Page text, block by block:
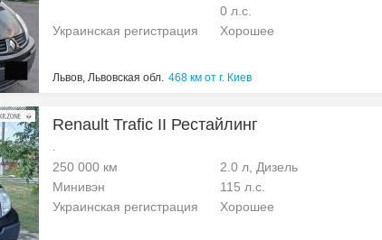
0 л.с.
Украинская регистрация
Хорошее
Львов, Львовская обл. 468 км от г. Киев
Renault Trafic II Рестайлинг
.
250 000 км 2.0 л, Дизель
Минивэн
115 л.с.
Украинская регистрация
Хорошее